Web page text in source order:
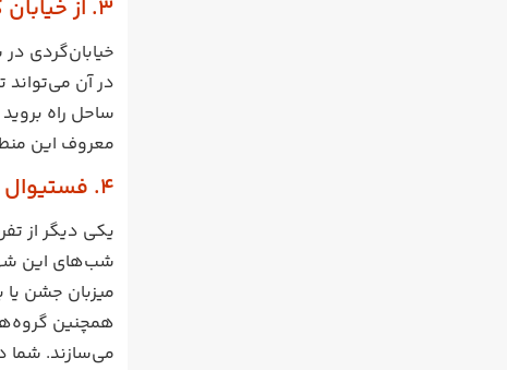
3. از خیابان گردی در شب لذت ببرید
خیابان‌گردی
در آن می‌تواند
ساحل راه
معروف این
4. فستیوال های شبانه پوکت را از دست ندهید
یکی دیگر از
شب‌های این
میزبان جشن
همچنین
می‌سازند. شما